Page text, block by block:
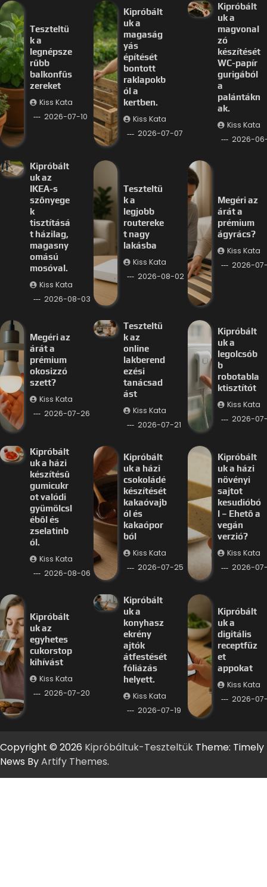
Teszteltü
k a
legnépsze
rűbb
balkonfűs
zereket
Kiss Kata
2026-07-10
Kipróbált
uk a
magaság
yás
építését
bontott
raklapokb
ól a
kertben.
Kiss Kata
2026-07-07
Kipróbált
uk a
magvonal
zó
készítését
WC-papír
gurigából
a
palántákn
ak.
Kiss Kata
2026-
Kipróbált
uk az
IKEA-s
szőnyege
k
tisztításá
t házilag,
magasny
omású
mosóval.
Kiss Kata
2026-08-03
Teszteltü
k a
legjobb
routereke
t nagy
lakásba
Kiss Kata
2026-08-02
Megéri az
árát a
prémium
ágyrács?
Kiss Kata
2026-
Megéri az
árát a
prémium
okosizzó
szett?
Kiss Kata
2026-07-26
Teszteltü
k az
online
lakberend
ezési
tanácsad
ást
Kiss Kata
2026-07-21
Kipróbált
uk a
legolcsób
b
robotabla
ktisztítót
Kiss Kata
2026-
Kipróbált
uk a házi
készítésű
gumicukr
ot valódi
gyümölcsl
éből és
zselatinb
ól.
Kiss Kata
2026-08-06
Kipróbált
uk a házi
csokoládé
készítését
kakaóvajb
ól és
kakaópor
ból
Kiss Kata
2026-07-25
Kipróbált
uk a házi
növényi
sajtot
kesudióbó
l – Ehető a
vegán
verzió?
Kiss Kata
2026-
Kipróbált
uk az
egyhetes
cukorstop
kihívást
Kiss Kata
2026-07-20
Kipróbált
uk a
konyhasz
ekrény
ajtók
átfestését
fóliázás
helyett.
Kiss Kata
2026-07-19
Kipróbált
uk a
digitális
receptfüz
et
appokat
Kiss Kata
2026-
Copyright © 2026 Kipróbáltuk-Teszteltük Theme: Timely
News ByArtify Themes.